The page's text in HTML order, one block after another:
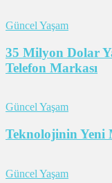
Güncel Yaşam
35 Milyon Dolar
Telefon Markası
Güncel Yaşam
Teknolojinin Yeni
Güncel Yaşam